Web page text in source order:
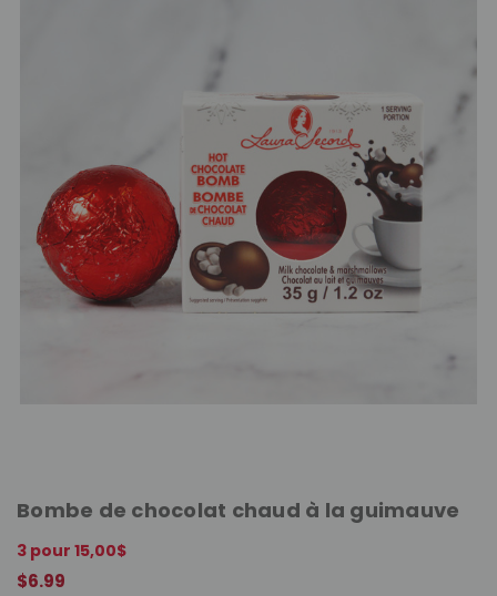
Bombe de chocolat chaud à la guimauve
3 pour 15,00$
$6.99